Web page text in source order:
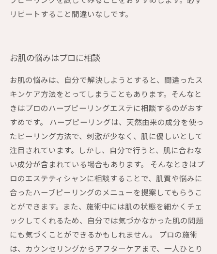
リピートすること間違いなしです。
お肌の悩みはプロに相談
お肌の悩みは、自分で解決しようとすると、間違ったス
キンケア方法をとってしまうこともあります。そんなと
きはプロのハーブピーリングエステに相談するのがおす
すめです。 ハーブピーリングは、天然由来の成分を使っ
たピーリング方法で、刺激が少なく、肌に優しいとして
注目されています。しかし、自分で行うと、肌に合わな
い成分が含まれている場合もあります。 そんなときはプ
ロのエステティシャンに相談することで、肌質や悩みに
合ったハーブピーリングのメニューを提案してもらうこ
とができます。また、施術中には肌の状態を細かくチェ
ックしてくれるため、自分では気づかなかった肌の問題
にも気づくことができるかもしれません。 プロの施術
は、カウンセリングからアフターケアまで、一人ひとり